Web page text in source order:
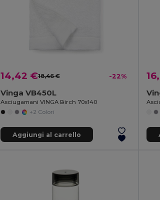
14,42 €18,46 € -22%
Vinga VB450L
Asciugamani VINGA Birch 70x140
+2 Colori
Aggiungi al carrello